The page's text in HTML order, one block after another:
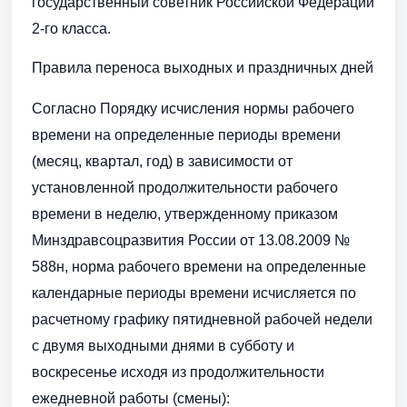
2-го класса.
Правила переноса выходных и праздничных дней
Согласно Порядку исчисления нормы рабочего
времени на определенные периоды времени
(месяц, квартал, год) в зависимости от
установленной продолжительности рабочего
времени в неделю, утвержденному приказом
Минздравсоцразвития России от 13.08.2009 №
588н, норма рабочего времени на определенные
календарные периоды времени исчисляется по
расчетному графику пятидневной рабочей недели
с двумя выходными днями в субботу и
воскресенье исходя из продолжительности
ежедневной работы (смены):